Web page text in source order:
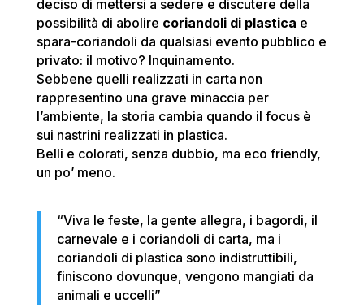
deciso di mettersi a sedere e discutere della
possibilità di abolire coriandoli di plastica e
spara-coriandoli da qualsiasi evento pubblico e
privato: il motivo? Inquinamento.
Sebbene quelli realizzati in carta non
rappresentino una grave minaccia per
l’ambiente, la storia cambia quando il focus è
sui nastrini realizzati in plastica.
Belli e colorati, senza dubbio, ma eco friendly,
un po’ meno.
“Viva le feste, la gente allegra, i bagordi, il
carnevale e i coriandoli di carta, ma i
coriandoli di plastica sono indistruttibili,
finiscono dovunque, vengono mangiati da
animali e uccelli”